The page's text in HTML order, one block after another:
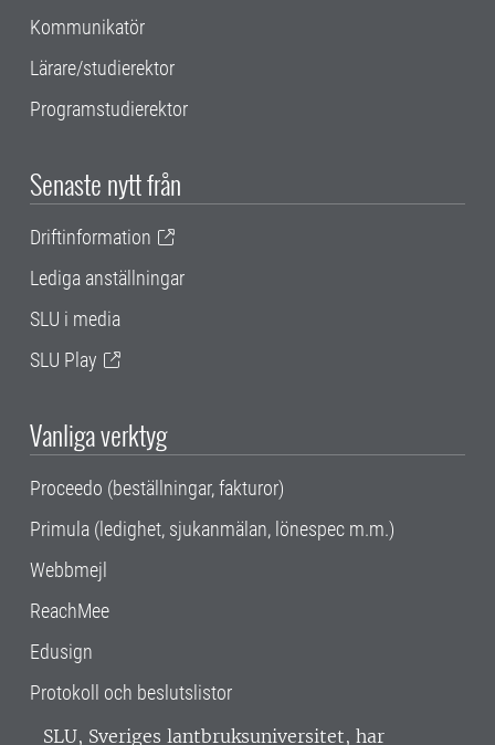
Kommunikatör
Lärare/studierektor
Programstudierektor
Senaste nytt från
Driftinformation
Lediga anställningar
SLU i media
SLU Play
Vanliga verktyg
Proceedo (beställningar, fakturor)
Primula (ledighet, sjukanmälan, lönespec m.m.)
Webbmejl
ReachMee
Edusign
Protokoll och beslutslistor
SLU, Sveriges lantbruksuniversitet, har